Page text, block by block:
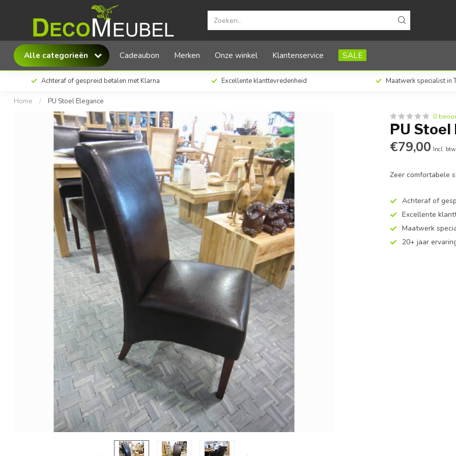
Alle categorieën Cadeaubon Merken Onze winkel Klantenservice SALE
Achteraf of gespreid betalen met Klarna Excellente klanttevredenheid Maatwerk specialist in
Home / PU Stoel Elegance
PU Stoel Elegance
0
PU Stoel
€79,00 Incl. btw
Zeer comfortabele
Achteraf of
Excellente
Maatwerk
20+ jaar